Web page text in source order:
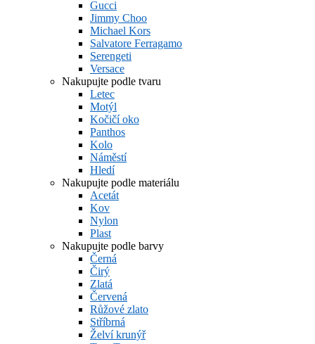
Gucci
Jimmy Choo
Michael Kors
Salvatore Ferragamo
Serengeti
Versace
Nakupujte podle tvaru
Letec
Motýl
Kočičí oko
Panthos
Kolo
Náměstí
Hledí
Nakupujte podle materiálu
Acetát
Kov
Nylon
Plast
Nakupujte podle barvy
Černá
Čirý
Zlatá
Červená
Růžové zlato
Stříbrná
Želví krunýř